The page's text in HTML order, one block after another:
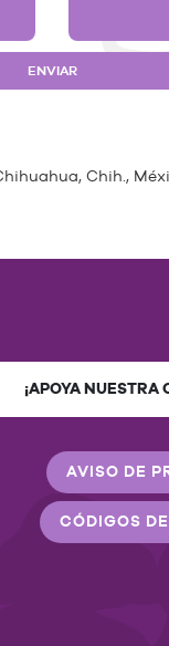
Chih.,
¡APOYA NUESTRA
AVISO DE
CÓDIGOS